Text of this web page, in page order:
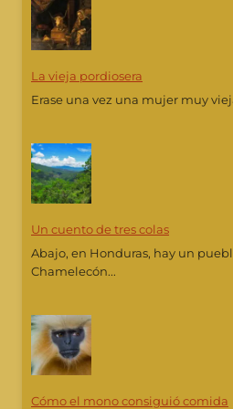
La vieja pordiosera
Erase una vez una mujer muy
Un cuento de tres colas
Abajo, en Honduras, hay un
Chamelecón...
Cómo el mono consiguió comida